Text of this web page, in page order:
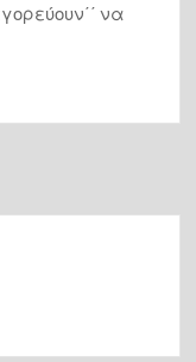
να